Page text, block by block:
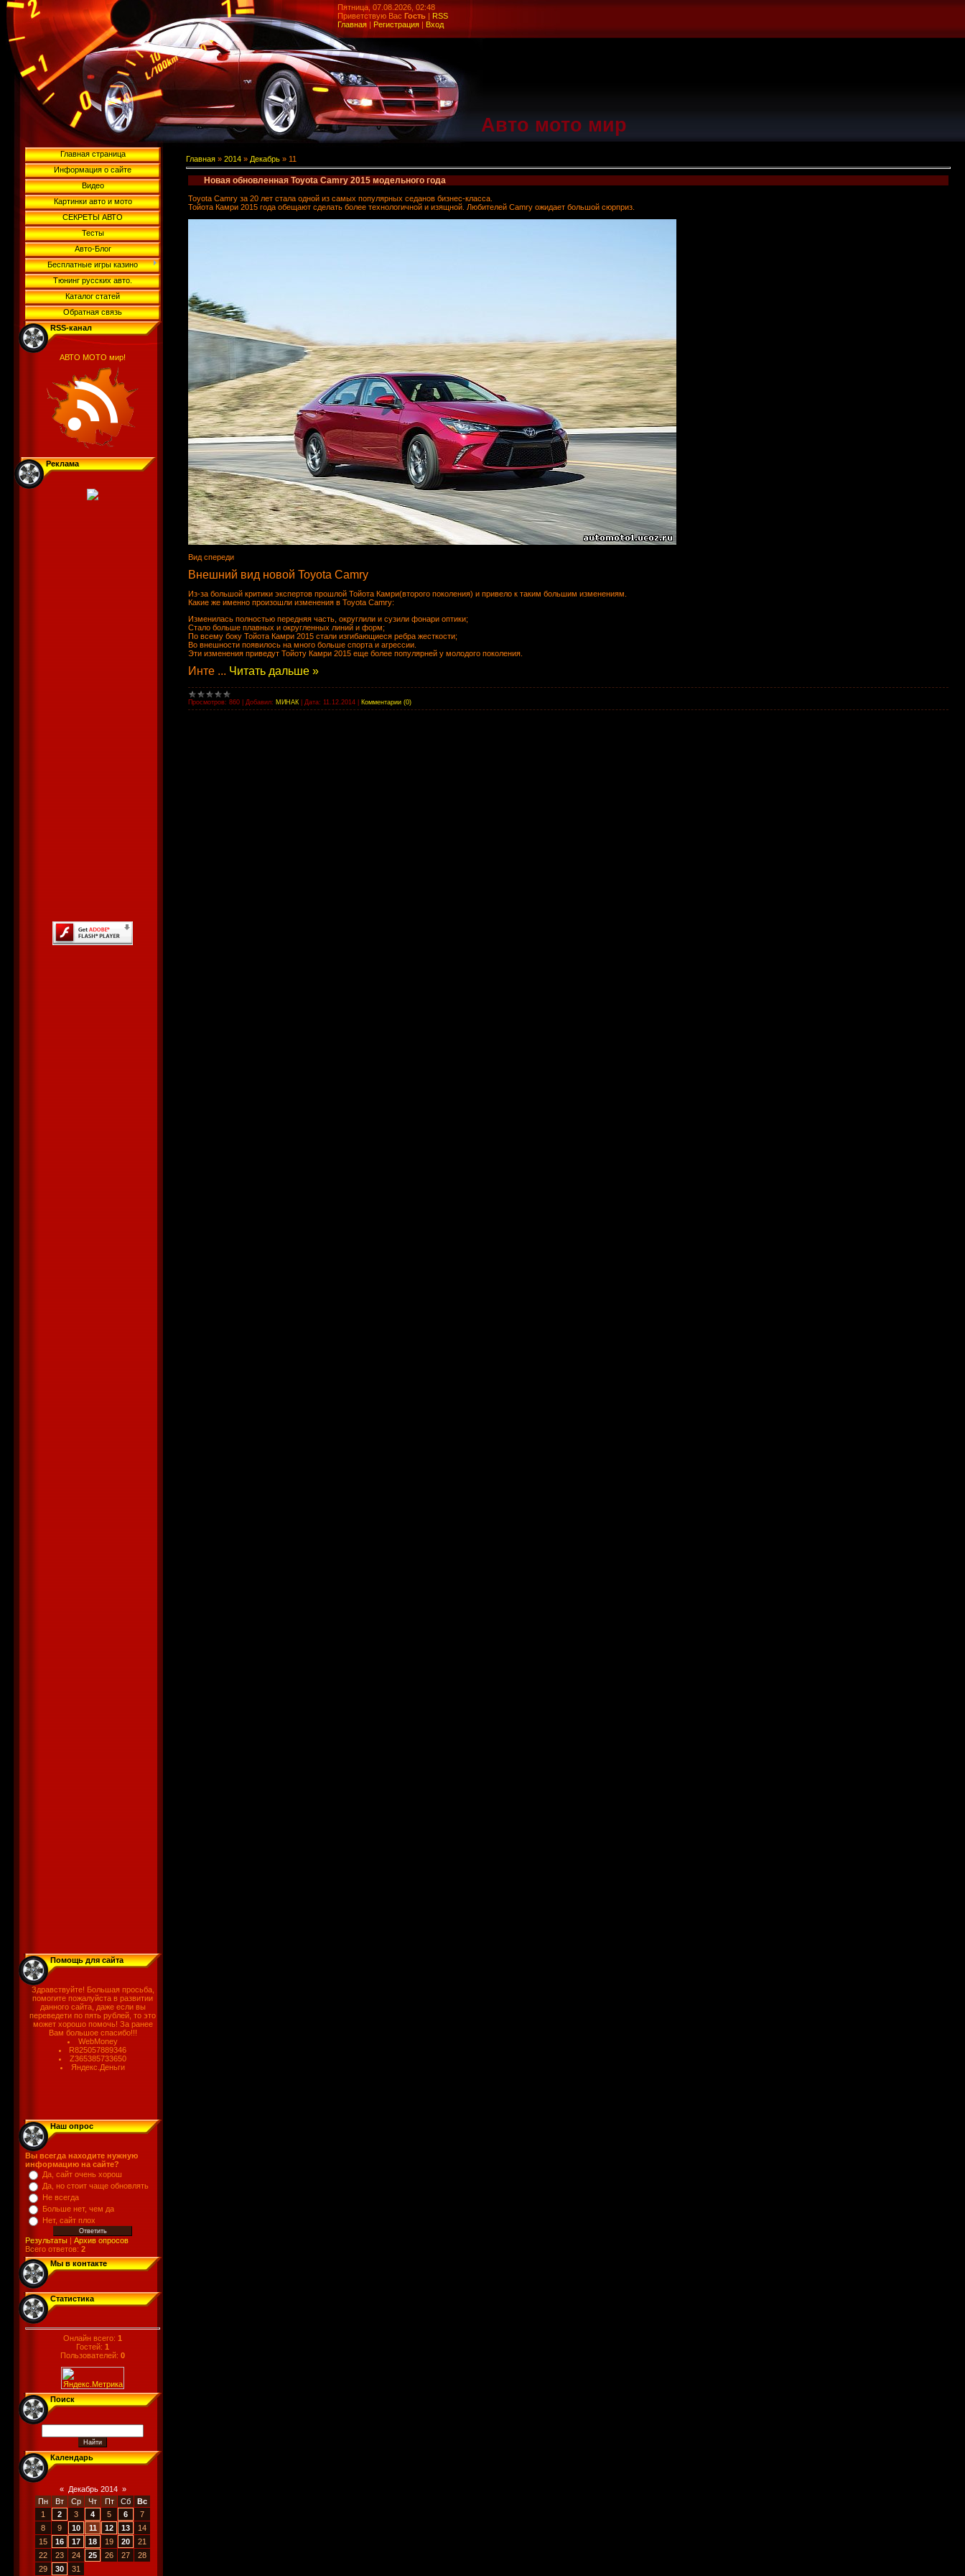
Пятница, 07.08.2026, 02:48
Приветствую Вас Гость | RSS
Главная | Регистрация | Вход
Авто мото мир
Главная страница
Информация о сайте
Видео
Картинки авто и мото
СЕКРЕТЫ АВТО
Тесты
Авто-Блог
Бесплатные игры казино
Тюнинг русских авто.
Каталог статей
Обратная связь
RSS-канал
АВТО МОТО мир!
Реклама
Помощь для сайта
Здравствуйте! Большая просьба,
помогите пожалуйста в развитии
данного сайта, даже если вы
переведети по пять рублей, то это
может хорошо помочь! За ранее
Вам большое спасибо!!!
WebMoney
R825057889346
Z365385733650
Яндекс.Деньги
Наш опрос
Вы всегда находите нужную
информацию на сайте?
Да, сайт очень хорош
Да, но стоит чаще обновлять
Не всегда
Больше нет, чем да
Нет, сайт плох
Результаты | Архив опросов
Всего ответов: 2
Мы в контакте
Статистика
Онлайн всего: 1
Гостей: 1
Пользователей: 0
Поиск
Календарь
« Декабрь 2014 »
Пн
Вт Ср Чт Пт Сб
Вс
1
2 3 4 5 6
7
8
9 10 11 12 13
14
15
16 17 18 19 20
21
22
23 24 25 26 27
28
29
30 31
Главная » 2014 » Декабрь » 11
Новая обновленная Toyota Camry 2015 модельного года
Toyota Camry за 20 лет стала одной из самых популярных седанов бизнес-класса.
Тойота Камри 2015 года обещают сделать более технологичной и изящной. Любителей Camry ожидает большой сюрприз.
Вид спереди
Внешний вид новой Toyota Camry
Из-за большой критики экспертов прошлой Тойота Камри(второго поколения) и привело к таким большим изменениям.
Какие же именно произошли изменения в Toyota Camry:
Изменилась полностью передняя часть, округлили и сузили фонари оптики;
Стало больше плавных и округленных линий и форм;
По всему боку Тойота Камри 2015 стали изгибающиеся ребра жесткости;
Во внешности появилось на много больше спорта и агрессии.
Эти изменения приведут Тойоту Камри 2015 еще более популярней у молодого поколения.
Инте ... Читать дальше »
Просмотров: 860 Добавил: МИНАК Дата: 11.12.2014 Комментарии (0)